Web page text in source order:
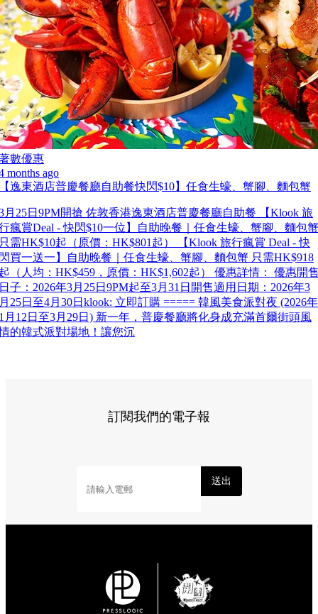
數優惠
months ago
逸東酒店普慶餐廳自助餐快閃$10】任食生蠔、蟹腳、麵包蟹
月25日9PM開搶 佐敦香港逸東酒店普慶餐廳自助餐 【Klook 旅
瘋賞Deal - 快閃$10一位】自助晚餐｜任食生蠔、蟹腳、麵包蟹
需HK$10起（原價：HK$801起） 【Klook 旅行瘋賞 Deal - 快
買一送一】自助晚餐｜任食生蠔、蟹腳、麵包蟹 只需HK$918
（人均：HK$459，原價：HK$1,602起） 優惠詳情： 優惠開
子：2026年3月25日9PM起至3月31日開售適用日期：2026年3
25日至4月30日klook: 立即訂購 ===== 韓風美食派對夜 (2026年
月12日至3月29日) 新一年，普慶餐廳將化身成充滿首爾街頭風
的韓式派對場地！讓您沉
訂閱我們的電子報
送出